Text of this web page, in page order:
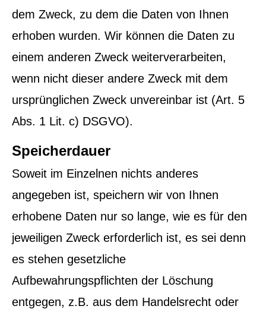
dem Zweck, zu dem die Daten von Ihnen
erhoben wurden. Wir können die Daten zu
einem anderen Zweck weiterverarbeiten,
wenn nicht dieser andere Zweck mit dem
ursprünglichen Zweck unvereinbar ist (Art. 5
Abs. 1 Lit. c) DSGVO).
Speicherdauer
Soweit im Einzelnen nichts anderes
angegeben ist, speichern wir von Ihnen
erhobene Daten nur so lange, wie es für den
jeweiligen Zweck erforderlich ist, es sei denn
es stehen gesetzliche
Aufbewahrungspflichten der Löschung
entgegen, z.B. aus dem Handelsrecht oder